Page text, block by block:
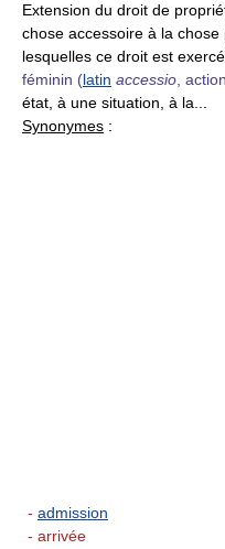
Extension du droit de
chose accessoire à la
lesquelles ce droit est
féminin (latin accessio,
état, à une situation, à la...
Synonymes :
- admission
- arrivée